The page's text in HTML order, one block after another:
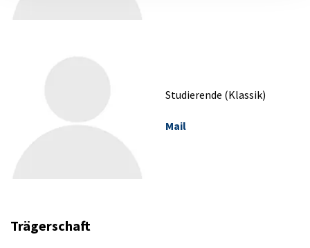
Studierende (Klassik)
Mail
Trägerschaft